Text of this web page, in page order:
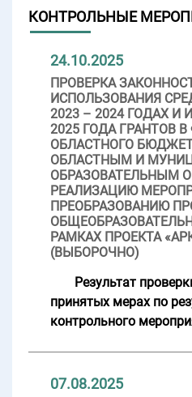
КОНТРОЛЬНЫЕ
24.10.2025
ПРОВЕРКА
ИСПОЛЬЗОВАНИЯ
2023 – 2024 ГОДАХ
2025 ГОДА ГРАНТОВ
ОБЛАСТНОГО
ОБЛАСТНЫМ И
ОБРАЗОВАТЕЛЬНЫМ
РЕАЛИЗАЦИЮ
ПРЕОБРАЗОВАНИЮ
РАМКАХ ПРОЕКТА
(ВЫБОРОЧНО)
Результат
принятых мерах по
контрольного
07.08.2025